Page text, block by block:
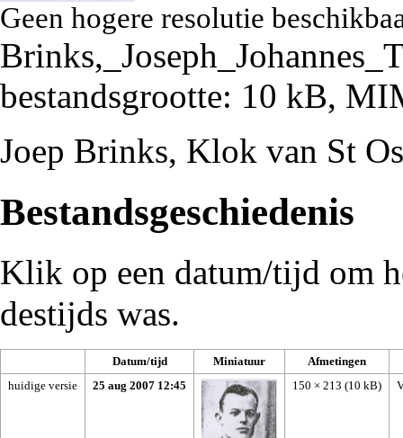
Geen hogere resolutie
bestandsgrootte: 10 kB,
Joep Brinks, Klok van St
Bestandsgeschiedenis
Klik op een datum/tijd om
destijds was.
Datum/tijd Miniatuur
Afmetingen
huidige versie
25 aug 2007 12:45 150 × 213 (10 kB)